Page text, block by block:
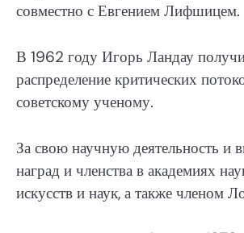
совместно с Евгением Лифшицем.
В 1962 году Игорь Ландау
распределение критических
советскому ученому.
За свою научную деятельность и
наград и членства в академиях
искусств и наук, а также членом